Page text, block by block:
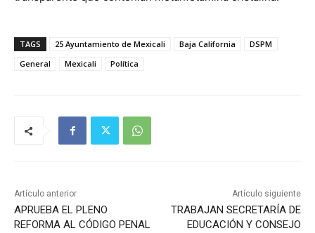
TAGS 25 Ayuntamiento de Mexicali Baja California
DSPM
General
Mexicali Política
Artículo anterior
APRUEBA EL PLENO
REFORMA AL CÓDIGO PENAL
Artículo siguiente
TRABAJAN SECRETARÍA DE
EDUCACIÓN Y CONSEJO